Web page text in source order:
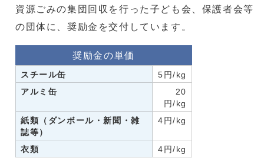
資源ごみの集団回収を行った子ども会、保護者会等
の団体に、奨励金を交付しています。
奨励金の単価
スチール缶
5円/kg
アルミ缶
20
円/kg
紙類（ダンボール・新聞・雑
誌等）
4円/kg
衣類 4円/kg